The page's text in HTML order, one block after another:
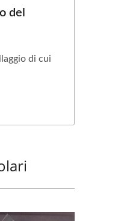
del
di cui